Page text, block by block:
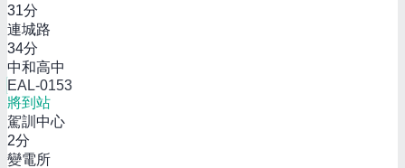
31分
連城路
34分
中和高中
EAL-0153
將到站
駕訓中心
2分
變電所